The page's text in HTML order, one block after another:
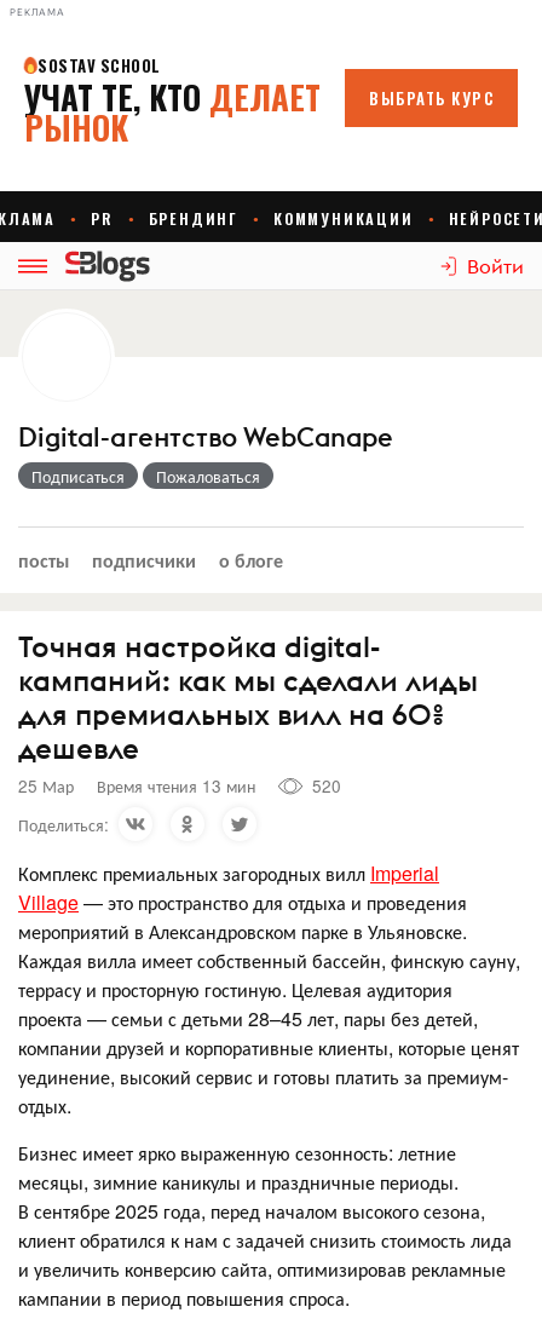
РЕКЛАМА
Войти
Digital-агентство WebCanape
Подписаться Пожаловаться
посты подписчики о блоге
Точная настройка digital-
кампаний: как мы сделали лиды
для премиальных вилл на 60%
дешевле
25 Мар Время чтения 13 мин
520
Поделиться:
Комплекс премиальных загородных вилл Imperial
Village— это пространство для отдыха и проведения
мероприятий в Александровском парке в Ульяновске.
Каждая вилла имеет собственный бассейн, финскую сауну,
террасу и просторную гостиную. Целевая аудитория
проекта — семьи с детьми 28–45 лет, пары без детей,
компании друзей и корпоративные клиенты, которые ценят
уединение, высокий сервис и готовы платить за премиум-
отдых.
Бизнес имеет ярко выраженную сезонность: летние
месяцы, зимние каникулы и праздничные периоды.
В сентябре 2025 года, перед началом высокого сезона,
клиент обратился к нам с задачей снизить стоимость лида
и увеличить конверсию сайта, оптимизировав рекламные
кампании в период повышения спроса.